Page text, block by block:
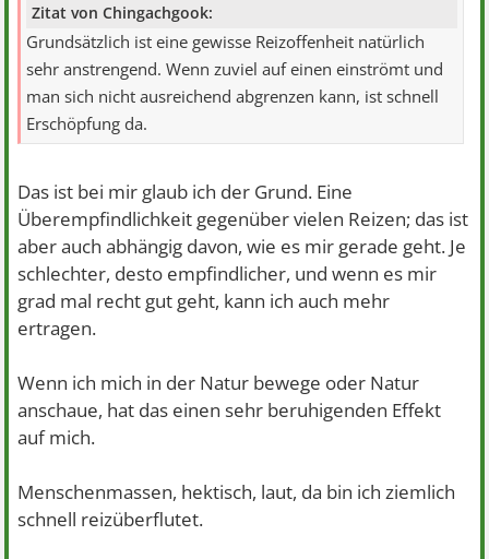
Zitat von Chingachgook:
Grundsätzlich ist eine gewisse Reizoffenheit natürlich
sehr anstrengend. Wenn zuviel auf einen einströmt und
man sich nicht ausreichend abgrenzen kann, ist schnell
Erschöpfung da.
Das ist bei mir glaub ich der Grund. Eine
Überempfindlichkeit gegenüber vielen Reizen; das ist
aber auch abhängig davon, wie es mir gerade geht. Je
schlechter, desto empfindlicher, und wenn es mir
grad mal recht gut geht, kann ich auch mehr
ertragen.
Wenn ich mich in der Natur bewege oder Natur
anschaue, hat das einen sehr beruhigenden Effekt
auf mich.
Menschenmassen, hektisch, laut, da bin ich ziemlich
schnell reizüberflutet.